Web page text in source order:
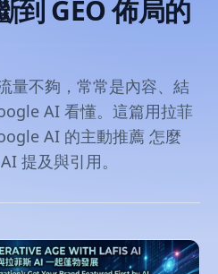
到 GEO 佈局的
量不夠，常常是內容、結
AI 看懂。這篇用拉菲
AI 的主動推薦 怎麼
提及與引用。